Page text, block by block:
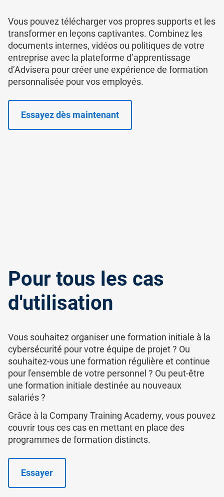
Vous pouvez télécharger vos propres supports et les
transformer en leçons captivantes. Combinez les
documents internes, vidéos ou politiques de votre
entreprise avec la plateforme d’apprentissage
d’Advisera pour créer une expérience de formation
personnalisée pour vos employés.
Essayez dès maintenant
Pour tous les cas
d'utilisation
Vous souhaitez organiser une formation initiale à la
cybersécurité pour votre équipe de projet ? Ou
souhaitez-vous une formation régulière et continue
pour l'ensemble de votre personnel ? Ou peut-être
une formation initiale destinée au nouveaux
salariés ?
Grâce à la Company Training Academy, vous pouvez
couvrir tous ces cas en mettant en place des
programmes de formation distincts.
Essayer